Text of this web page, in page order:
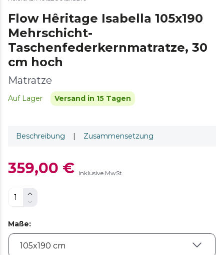
Flow Hêritage Isabella 105x190
Mehrschicht-
Taschenfederkernmatratze, 30
cm hoch
Matratze
Auf Lager Versand in 15 Tagen
Beschreibung | Zusammensetzung
359,00 € Inklusive MwSt.
Maße: